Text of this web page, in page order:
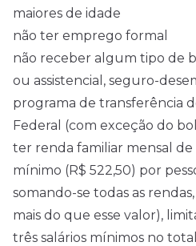
maiores de idade
não ter emprego formal
não receber algum tipo de
ou assistencial, seguro-
programa de transferência
Federal (com exceção do
ter renda familiar mensal de
mínimo (R$ 522,50) por
somando-se todas as
mais do que esse valor),
três salários mínimos no total